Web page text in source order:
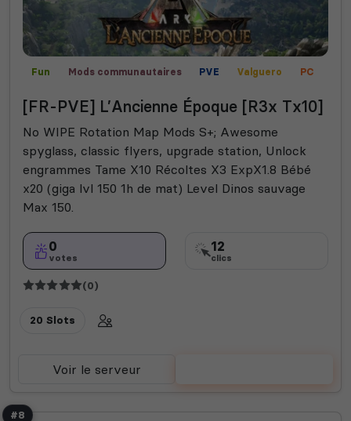
Fun Mods communautaires PVE Valguero
PC
[FR-PVE] L’Ancienne Époque [R3x Tx10]
No WIPE Rotation Map Mods S+; Awesome
spyglass, classic flyers, upgrade station, Unlock
engrammes Tame X10 Récoltes X3 ExpX1.8 Bébé
x20 (giga lvl 150 1h de mat) Level Dinos sauvage
Max 150.
0
votes
12
clics
(0)
20 Slots
Voir le serveur
#8